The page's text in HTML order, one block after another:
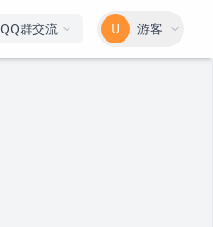
QQ群交流 U 游客